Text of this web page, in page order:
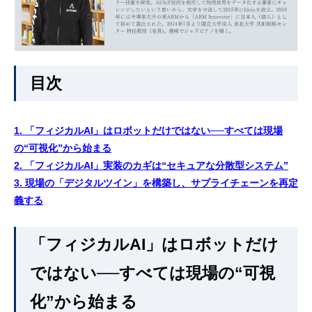
目次
1. 「フィジカルAI」はロボットだけではない──すべては現場
の“可視化”から始まる
2. 「フィジカルAI」実装のカギは“セキュアな分散型システム”
3. 現場の「デジタルツイン」を構築し、サプライチェーンを再定
義する
「フィジカルAI」はロボットだけ
ではない──すべては現場の“可視
化”から始まる